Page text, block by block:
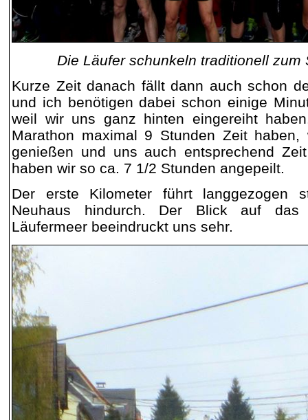
Die Läufer schunkeln traditionell zum
Kurze Zeit danach fällt dann auch schon
und ich benötigen dabei schon einige
weil wir uns ganz hinten eingereiht
Marathon maximal 9 Stunden Zeit
genießen und uns auch entsprechend
haben wir so ca. 7 1/2 Stunden angepeilt.
Der erste Kilometer führt langgezogen
Neuhaus hindurch. Der Blick auf
Läufermeer beeindruckt uns sehr.